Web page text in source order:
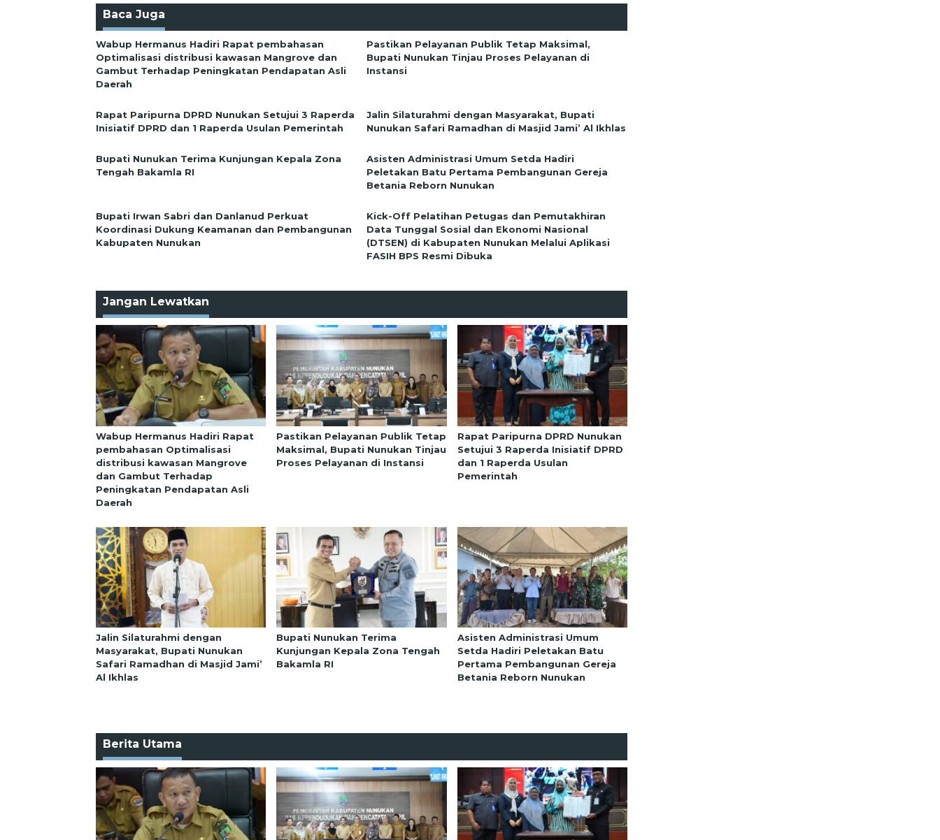
Baca Juga
Wabup Hermanus Hadiri Rapat pembahasan
Optimalisasi distribusi kawasan Mangrove dan
Gambut Terhadap Peningkatan Pendapatan Asli
Daerah
Pastikan Pelayanan Publik Tetap Maksimal,
Bupati Nunukan Tinjau Proses Pelayanan di
Instansi
Rapat Paripurna DPRD Nunukan Setujui 3 Raperda
Inisiatif DPRD dan 1 Raperda Usulan Pemerintah
Jalin Silaturahmi dengan Masyarakat, Bupati
Nunukan Safari Ramadhan di Masjid Jami’ Al Ikhlas
Bupati Nunukan Terima Kunjungan Kepala Zona
Tengah Bakamla RI
Asisten Administrasi Umum Setda Hadiri
Peletakan Batu Pertama Pembangunan Gereja
Betania Reborn Nunukan
Bupati Irwan Sabri dan Danlanud Perkuat
Koordinasi Dukung Keamanan dan Pembangunan
Kabupaten Nunukan
Kick-Off Pelatihan Petugas dan Pemutakhiran
Data Tunggal Sosial dan Ekonomi Nasional
(DTSEN) di Kabupaten Nunukan Melalui Aplikasi
FASIH BPS Resmi Dibuka
Jangan Lewatkan
Wabup Hermanus Hadiri Rapat
pembahasan Optimalisasi
distribusi kawasan Mangrove
dan Gambut Terhadap
Peningkatan Pendapatan Asli
Daerah
Pastikan Pelayanan Publik Tetap
Maksimal, Bupati Nunukan Tinjau
Proses Pelayanan di Instansi
Rapat Paripurna DPRD Nunukan
Setujui 3 Raperda Inisiatif DPRD
dan 1 Raperda Usulan
Pemerintah
Jalin Silaturahmi dengan
Masyarakat, Bupati Nunukan
Safari Ramadhan di Masjid Jami’
Al Ikhlas
Bupati Nunukan Terima
Kunjungan Kepala Zona Tengah
Bakamla RI
Asisten Administrasi Umum
Setda Hadiri Peletakan Batu
Pertama Pembangunan Gereja
Betania Reborn Nunukan
Berita Utama